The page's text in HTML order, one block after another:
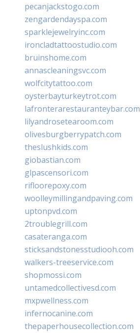
pecanjackstogo.com
zengardendayspa.com
sparklejewelryinc.com
ironcladtattoostudio.com
bruinshome.com
annascleaningsvc.com
wolfcitytattoo.com
oysterbayturkeytrot.com
lafronterarestauranteybar.com
lilyandrosetearoom.com
olivesburgberrypatch.com
theslushkids.com
giobastian.com
glpascensori.com
rifloorepoxy.com
woolleymillingandpaving.com
uptonpvd.com
2troublegrill.com
casateranga.com
sticksandstonesstudiooh.com
walkers-treeservice.com
shopmossi.com
untamedcollectivesd.com
mxpwellness.com
infernocanine.com
thepaperhousecollection.com